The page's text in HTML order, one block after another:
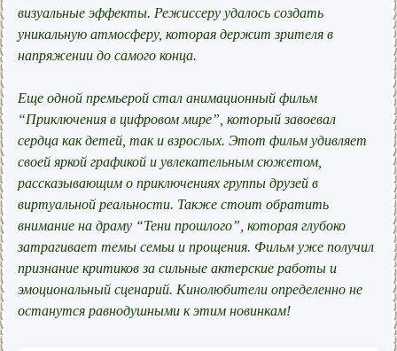
визуальные эффекты. Режиссеру удалось создать
уникальную атмосферу, которая держит зрителя в
напряжении до самого конца.
Еще одной премьерой стал анимационный фильм
“Приключения в цифровом мире”, который завоевал
сердца как детей, так и взрослых. Этот фильм удивляет
своей яркой графикой и увлекательным сюжетом,
рассказывающим о приключениях группы друзей в
виртуальной реальности. Также стоит обратить
внимание на драму “Тени прошлого”, которая глубоко
затрагивает темы семьи и прощения. Фильм уже получил
признание критиков за сильные актерские работы и
эмоциональный сценарий. Кинолюбители определенно не
останутся равнодушными к этим новинкам!